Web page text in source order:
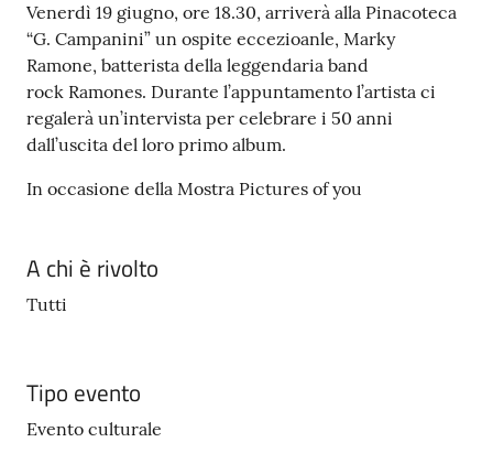
Seguici
su
Venerdì 19 giugno, ore 18.30, arriverà alla Pinacoteca
“G. Campanini” un ospite eccezioanle, Marky
Ramone, batterista della leggendaria band
rock Ramones. Durante l’appuntamento l’artista ci
regalerà un’intervista per celebrare i 50 anni
dall’uscita del loro primo album.
In occasione della Mostra Pictures of you
A chi è rivolto
Tutti
Tipo evento
Evento culturale